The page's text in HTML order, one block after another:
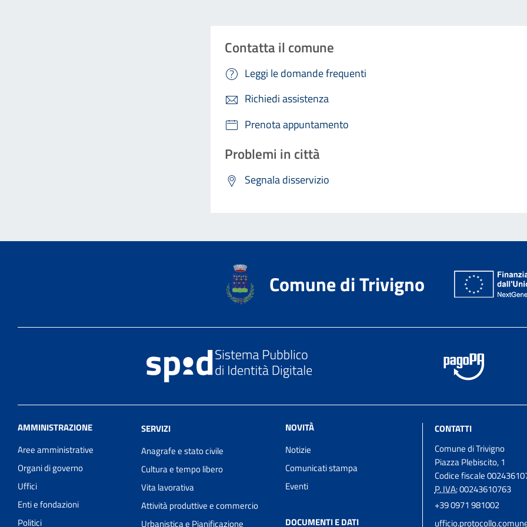
Contatta il comune
Leggi le domande frequenti
Richiedi assistenza
Prenota appuntamento
Problemi in città
Segnala disservizio
Comune di Trivigno
AMMINISTRAZIONE
Aree amministrative
Organi di governo
Uffici
Enti e fondazioni
Politici
SERVIZI
Anagrafe e stato civile
Cultura e tempo libero
Vita lavorativa
Attività produttive e commercio
Urbanistica e Pianificazione
NOVITÀ
Notizie
Comunicati stampa
Eventi
DOCUMENTI E DATI
CONTATTI
Comune di Trivigno
Piazza Plebiscito, 1
Codice fiscale
P. IVA:00243610763
+39 0971 981002